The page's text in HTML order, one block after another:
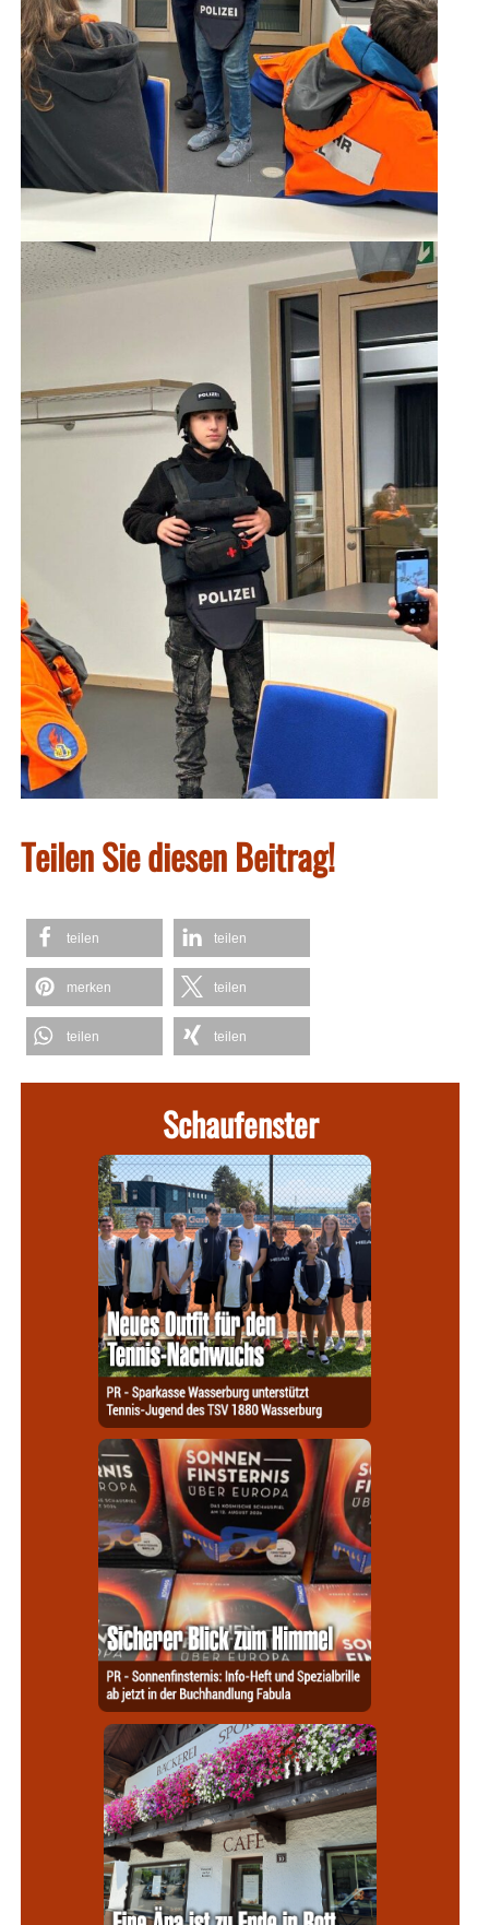
Teilen Sie diesen Beitrag!
teilen teilen
merken teilen
teilen teilen
Schaufenster